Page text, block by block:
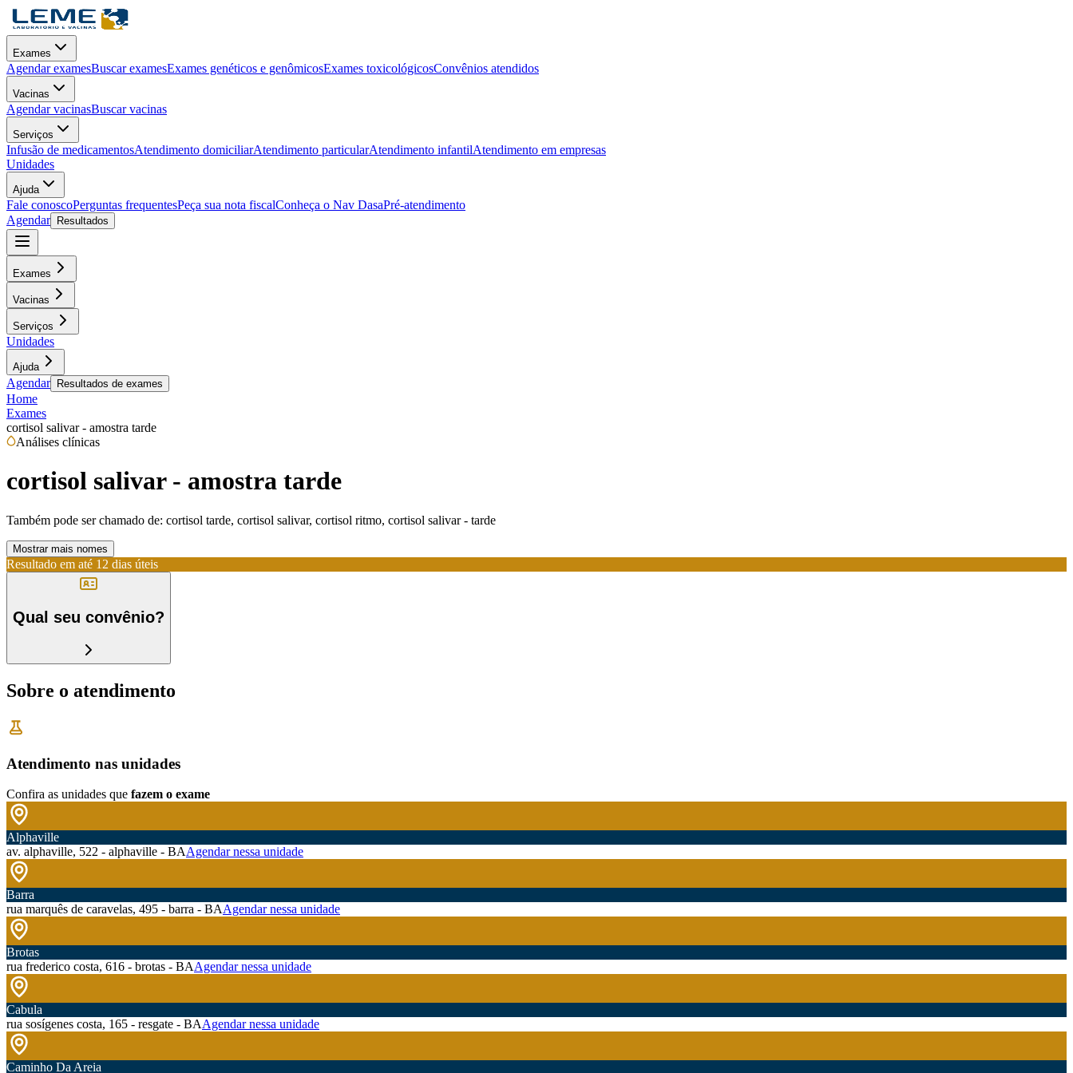
Exames
Agendar examesBuscar examesExames genéticos e genômicosExames toxicológicosConvênios atendidos
Vacinas
Agendar vacinasBuscar vacinas
Serviços
Infusão de medicamentosAtendimento domiciliarAtendimento particularAtendimento infantilAtendimento em empresas
Unidades
Ajuda
Fale conoscoPerguntas frequentesPeça sua nota fiscalConheça o Nav DasaPré-atendimento
Agendar
Resultados
Exames
Vacinas
Serviços
Unidades
Ajuda
Agendar Resultados de exames
Home
Exames
cortisol salivar - amostra tarde
Análises clínicas
cortisol salivar - amostra tarde
Também pode ser chamado de: cortisol tarde, cortisol salivar, cortisol ritmo, cortisol salivar - tarde
Mostrar mais nomes
Resultado em até 12 dias úteis
Qual seu convênio?
Sobre o atendimento
Atendimento nas unidades
Confira as unidades que fazem o exame
Alphaville
av. alphaville, 522 - alphaville - BAAgendar nessa unidade
Barra
rua marquês de caravelas, 495 - barra - BAAgendar nessa unidade
Brotas
rua frederico costa, 616 - brotas - BAAgendar nessa unidade
Cabula
rua sosígenes costa, 165 - resgate - BAAgendar nessa unidade
Caminho Da Areia